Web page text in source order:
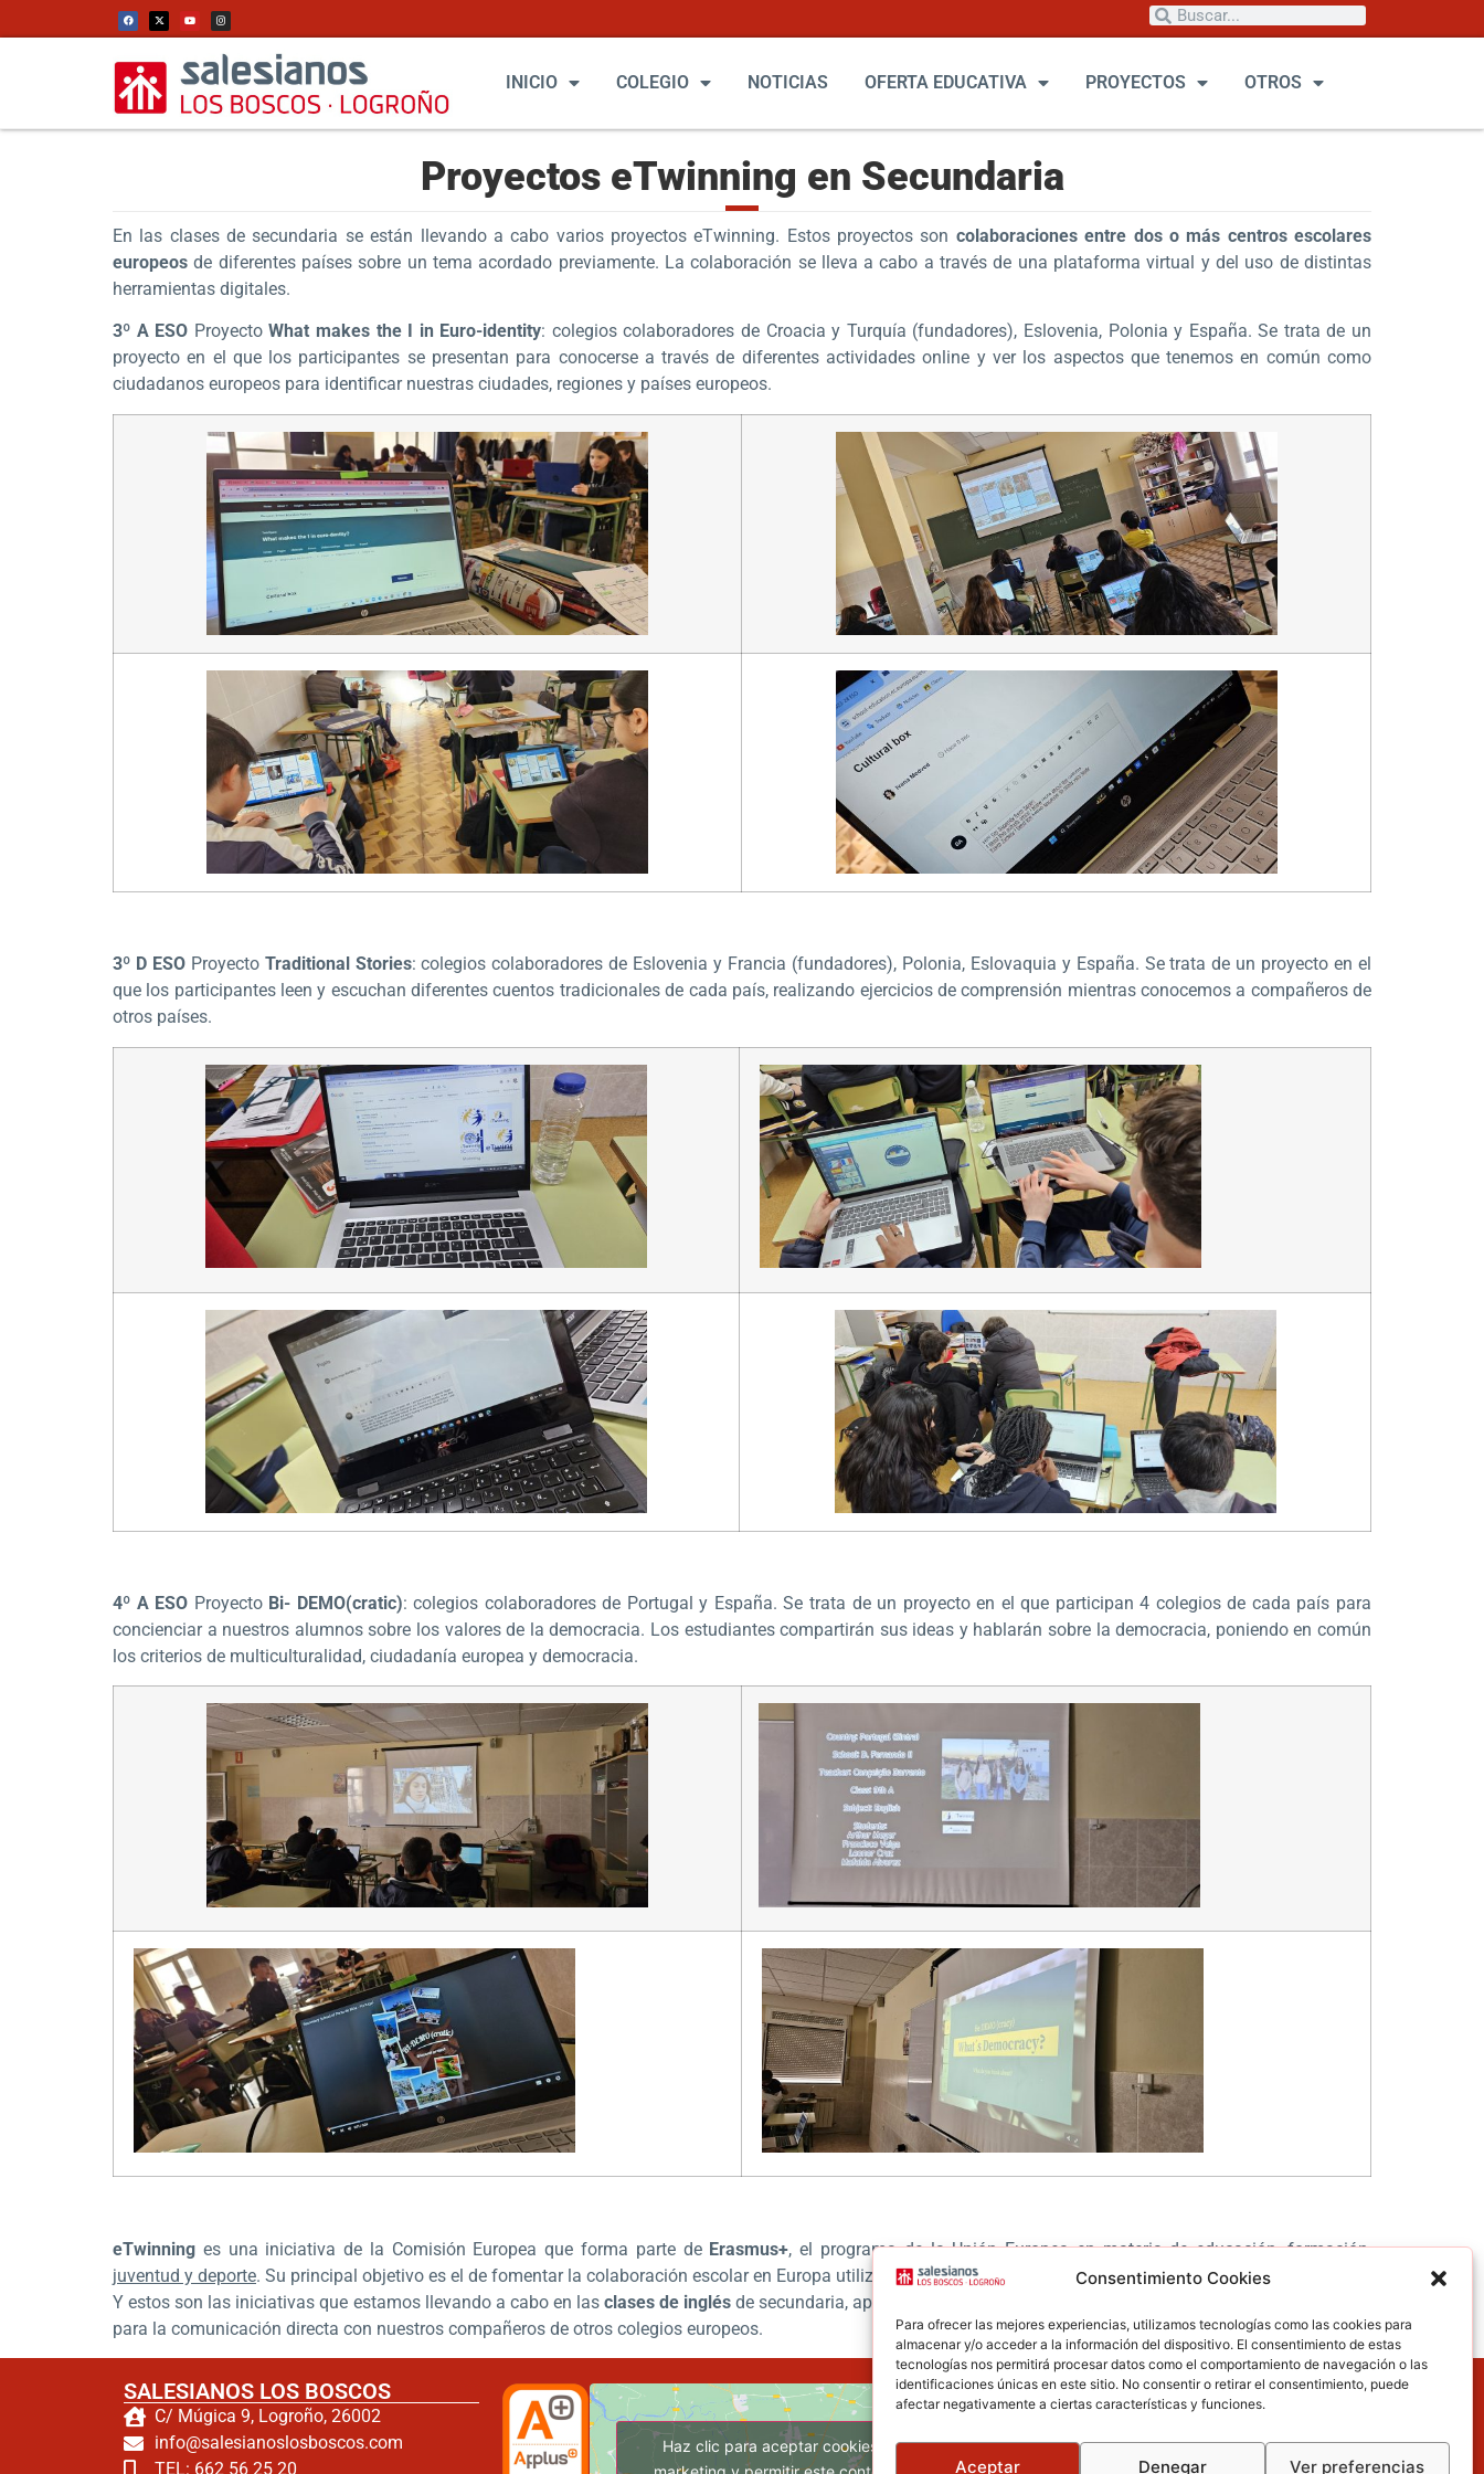
Consentimiento Cookies
Para ofrecer las mejores experiencias, utilizamos tecnologías como las cookies para
almacenar y/o acceder a la información del dispositivo. El consentimiento de estas
tecnologías nos permitirá procesar datos como el comportamiento de navegación o las
identificaciones únicas en este sitio. No consentir o retirar el consentimiento, puede
afectar negativamente a ciertas características y funciones.
Aceptar Denegar Ver preferencias
INICIO COLEGIO NOTICIAS OFERTA EDUCATIVA PROYECTOS OTROS
Proyectos eTwinning en Secundaria
En las clases de secundaria se están llevando a cabo varios proyectos eTwinning. Estos proyectos son colaboraciones entre dos o más centros escolares
europeos de diferentes países sobre un tema acordado previamente. La colaboración se lleva a cabo a través de una plataforma virtual y del uso de distintas
herramientas digitales.
3º A ESO ProyectoWhat makes the I in Euro-identity: colegios colaboradores de Croacia y Turquía (fundadores), Eslovenia, Polonia y España. Se trata de un
proyecto en el que los participantes se presentan para conocerse a través de diferentes actividades online y ver los aspectos que tenemos en común como
ciudadanos europeos para identificar nuestras ciudades, regiones y países europeos.
3º D ESOProyecto Traditional Stories: colegios colaboradores de Eslovenia y Francia (fundadores), Polonia, Eslovaquia y España. Se trata de un proyecto en el
que los participantes leen y escuchan diferentes cuentos tradicionales de cada país, realizando ejercicios de comprensión mientras conocemos a compañeros de
otros países.
4º A ESO Proyecto Bi- DEMO(cratic): colegios colaboradores de Portugal y España. Se trata de un proyecto en el que participan 4 colegios de cada país para
concienciar a nuestros alumnos sobre los valores de la democracia. Los estudiantes compartirán sus ideas y hablarán sobre la democracia, poniendo en común
los criterios de multiculturalidad, ciudadanía europea y democracia.
eTwinning es una iniciativa de la Comisión Europea que forma parte de Erasmus+, el programa de la Unión Europea en materia deeducación, formación,
juventud y deporte. Su principal objetivo es el de fomentar la colaboración escolar en Europa utilizando las tecnologías de la información y la comunicación.
Y estos son las iniciativas que estamos llevando a cabo en las clases de inglés de secundaria, aprendemos, colaboramos y utilizamos el idioma que aprendemos
para la comunicación directa con nuestros compañeros de otros colegios europeos.
SALESIANOS LOS BOSCOS
C/ Múgica 9, Logroño, 26002
info@salesianoslosboscos.com
TEL: 662 56 25 20
Haz clic para aceptar cookies de
ZONA LEGAL
Aviso legal
Política de privacidad
Política de cookies